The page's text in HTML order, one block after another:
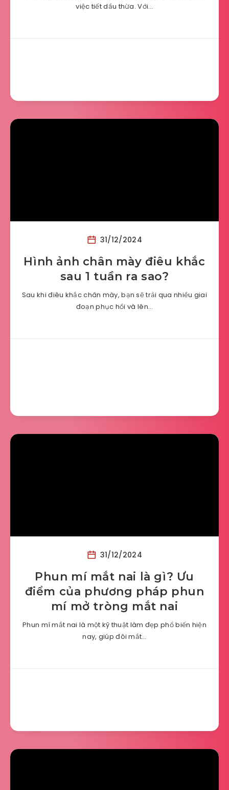
việc tiết dầu thừa. Với…
31/12/2024
Hình ảnh chân mày điêu khắc
sau 1 tuần ra sao?
Sau khi điêu khắc chân mày, bạn sẽ trải qua nhiều giai
đoạn phục hồi và lên…
31/12/2024
Phun mí mắt nai là gì? Ưu
điểm của phương pháp phun
mí mở tròng mắt nai
Phun mí mắt nai là một kỹ thuật làm đẹp phổ biến hiện
nay, giúp đôi mắt…